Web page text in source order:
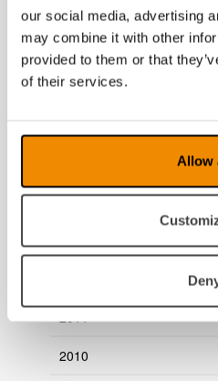
our social media, advertising
may combine it with other
provided to them or that
of their services.
Allow
2019
2018
2017
2014
2013
2011
2010